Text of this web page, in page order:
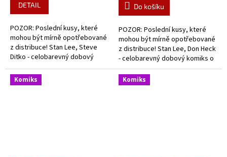
DETAIL
POZOR: Poslední kusy, které
mohou být mírně opotřebované
z distribuce! Stan Lee, Steve
Ditko - celobarevný dobový
komiks ze začátků Pavoučího
muže.
Do košíku
POZOR: Poslední kusy, které
mohou být mírně opotřebované
z distribuce! Stan Lee, Don Heck
- celobarevný dobový komiks o
začátcích Avengers.
Komiks Komiks